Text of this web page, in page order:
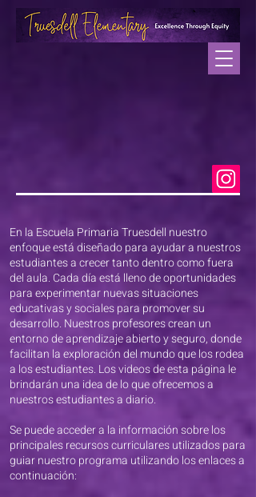
En la Escuela Primaria Truesdell nuestro
enfoque está diseñado para ayudar a nuestros
estudiantes a crecer tanto dentro como fuera
del aula. Cada día está lleno de oportunidades
para experimentar nuevas situaciones
educativas y sociales para promover su
desarrollo. Nuestros profesores crean un
entorno de aprendizaje abierto y seguro, donde
facilitan la exploración del mundo que los rodea
a los estudiantes. Los videos de esta página le
brindarán una idea de lo que ofrecemos a
nuestros estudiantes a diario.
Se puede acceder a la información sobre los
principales recursos curriculares utilizados para
guiar nuestro programa utilizando los enlaces a
continuación: